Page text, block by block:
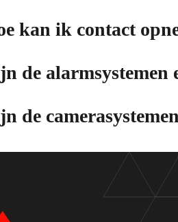
kan ik contact
de alarmsystemen
de